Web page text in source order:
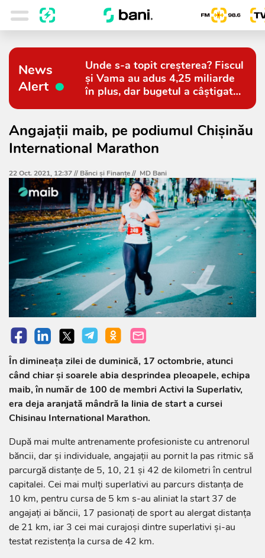
News
Alert
Unde s-a topit creșterea? Fiscul
și Vama au adus 4,25 miliarde
în plus, dar bugetul a câștigat
Angajații maib, pe podiumul Chișinău
International Marathon
22 Oct. 2021, 12:37 // Bănci şi Finanţe// MD Bani
În dimineața zilei de duminică, 17 octombrie, atunci
când chiar și soarele abia desprindea pleoapele, echipa
maib, în număr de 100 de membri Activi la Superlativ,
era deja aranjată mândră la linia de start a cursei
Chisinau International Marathon.
După mai multe antrenamente profesioniste cu antrenorul
băncii, dar și individuale, angajații au pornit la pas ritmic să
parcurgă distanțe de 5, 10, 21 și 42 de kilometri în centrul
capitalei. Cei mai mulți superlativi au parcurs distanța de
10 km, pentru cursa de 5 km s-au aliniat la start 37 de
angajați ai băncii, 17 pasionați de sport au alergat distanța
de 21 km, iar 3 cei mai curajoși dintre superlativi și-au
testat rezistența la cursa de 42 km.